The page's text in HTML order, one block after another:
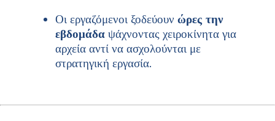
Οι εργαζόμενοι ξοδεύουν ώρες την
εβδομάδα ψάχνοντας χειροκίνητα για
αρχεία αντί να ασχολούνται με
στρατηγική εργασία.